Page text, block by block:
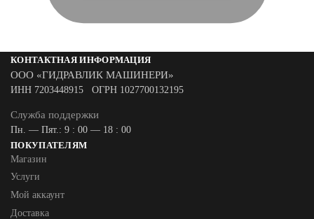
КОНТАКТНАЯ ИНФОРМАЦИЯ
ООО «ГИДРАВЛИК МАШИНЕРИ»
ИНН 7203448915 ОГРН 1027700132195
Служба поддержки
Пн. — Пят.: 9 : 00 — 18 : 00
ПОКУПАТЕЛЯМ
Магазин
Услуги
Мой аккаунт
Доставка